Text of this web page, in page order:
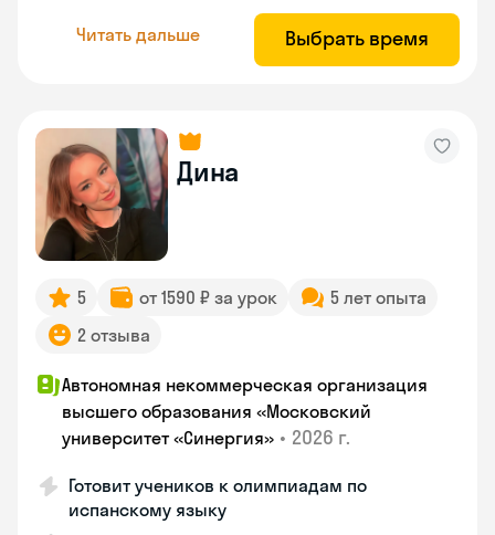
Читать дальше Выбрать время
Дина
5 от 1590 ₽ за урок
5 лет опыта
2 отзыва
Автономная некоммерческая организация
высшего образования «Московский
университет «Синергия» • 2026 г.
Готовит учеников к олимпиадам по
испанскому языку